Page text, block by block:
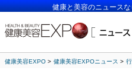
健康と美容のニュース
健康美容EXPO 健康美容EXPOニュース